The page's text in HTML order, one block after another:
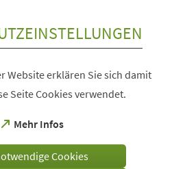
Website erklären Sie sich damit
Seite Cookies verwendet.
Mehr Infos
(Öffnet
einem
Cookies